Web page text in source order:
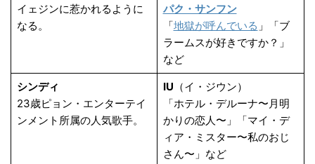
イェジンに惹かれるように
なる。
パク・サンフン
「地獄が呼んでいる 」「ブ
ラームスが好きですか？」
など
シンディ
23歳ピョン・エンターテイ
ンメント所属の人気歌手。
IU （イ・ジウン）
「ホテル・デルーナ〜月明
かりの恋人〜」「マイ・デ
ィア・ミスター〜私のおじ
さん〜」など